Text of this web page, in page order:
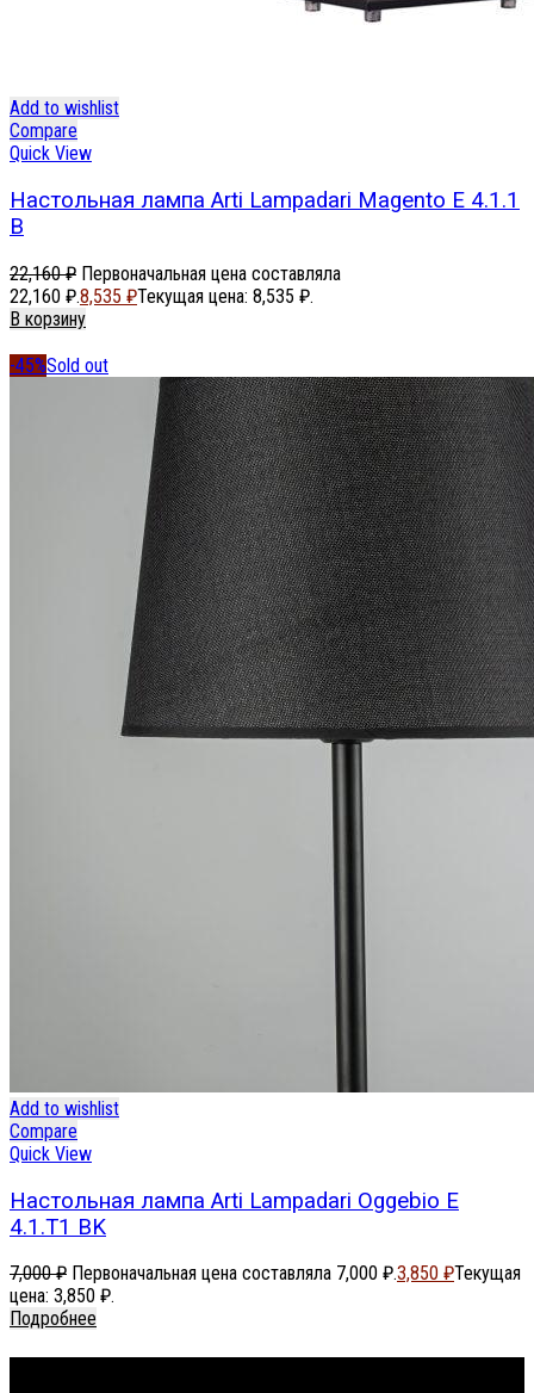
Add to wishlist
Compare
Quick View
Настольная лампа Arti Lampadari Magento E 4.1.1
B
22,160₽ Первоначальная цена составляла
22,160 ₽.8,535 ₽Текущая цена: 8,535 ₽.
В корзину
-45%Sold out
Add to wishlist
Compare
Quick View
Настольная лампа Arti Lampadari Oggebio E
4.1.T1 BK
7,000₽ Первоначальная цена составляла 7,000 ₽.3,850 ₽Текущая
цена: 3,850 ₽.
Подробнее